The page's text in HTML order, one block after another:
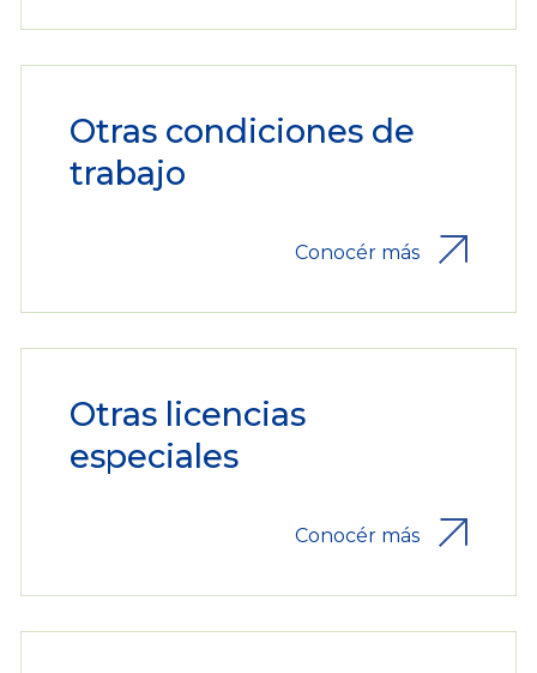
Otras condiciones de
trabajo
Conocér más
Otras licencias
especiales
Conocér más